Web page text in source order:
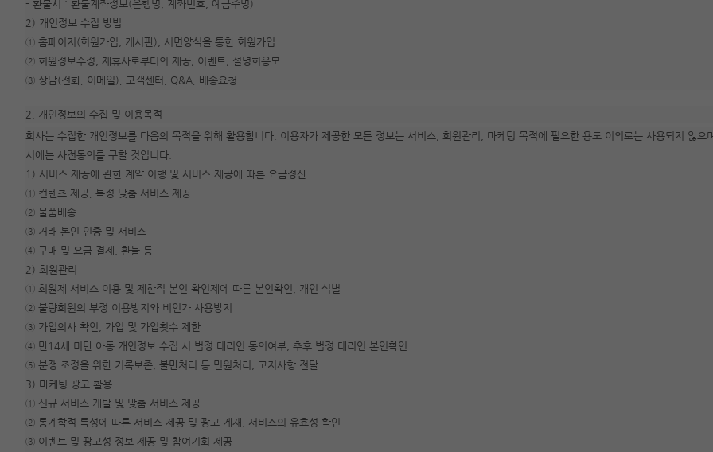
- 환불시 : 환불계좌정보(은행명, 계좌번호, 예금주명)
2) 개인정보 수집 방법
① 홈페이지(회원가입, 게시판), 서면양식을 통한 회원가입
② 회원정보수정, 제휴사로부터의 제공, 이벤트, 설명회응모
③ 상담(전화, 이메일), 고객센터, Q&A, 배송요청
2. 개인정보의 수집 및 이용목적
회사는 수집한 개인정보를 다음의 목적을 위해 활용합니다. 이용자가 제공한 모든 정보는 서비스, 회원관리, 마케팅 목적에 필요한 용도 이외로는 사용되지 않
시에는 사전동의를 구할 것입니다.
1) 서비스 제공에 관한 계약 이행 및 서비스 제공에 따른 요금정산
① 컨텐츠 제공, 특정 맞춤 서비스 제공
② 물품배송
③ 거래 본인 인증 및 서비스
④ 구매 및 요금 결제, 환불 등
2) 회원관리
① 회원제 서비스 이용 및 제한적 본인 확인제에 따른 본인확인, 개인 식별
② 불량회원의 부정 이용방지와 비인가 사용방지
③ 가입의사 확인, 가입 및 가입횟수 제한
④ 만14세 미만 아동 개인정보 수집 시 법정 대리인 동의여부, 추후 법정 대리인 본인확인
⑤ 분쟁 조정을 위한 기록보존, 불만처리 등 민원처리, 고지사항 전달
3) 마케팅·광고 활용
① 신규 서비스 개발 및 맞춤 서비스 제공
② 통계학적 특성에 따른 서비스 제공 및 광고 게재, 서비스의 유효성 확인
③ 이벤트 및 광고성 정보 제공 및 참여기회 제공